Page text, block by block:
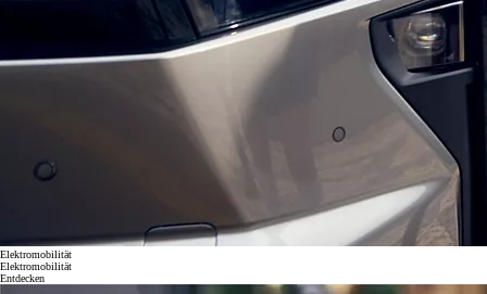
Elektromobilität
Elektromobilität
Entdecken